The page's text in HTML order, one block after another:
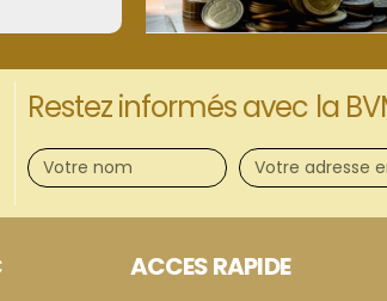
Restez informés avec la
ACCES RAPIDE